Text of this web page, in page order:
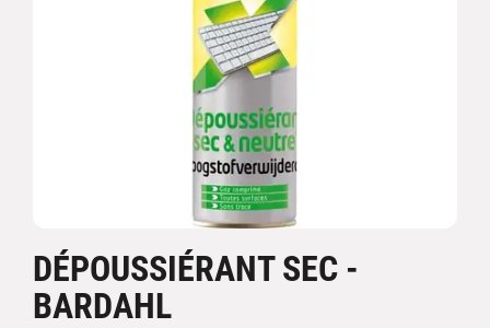
DÉPOUSSIÉRANT SEC -
BARDAHL